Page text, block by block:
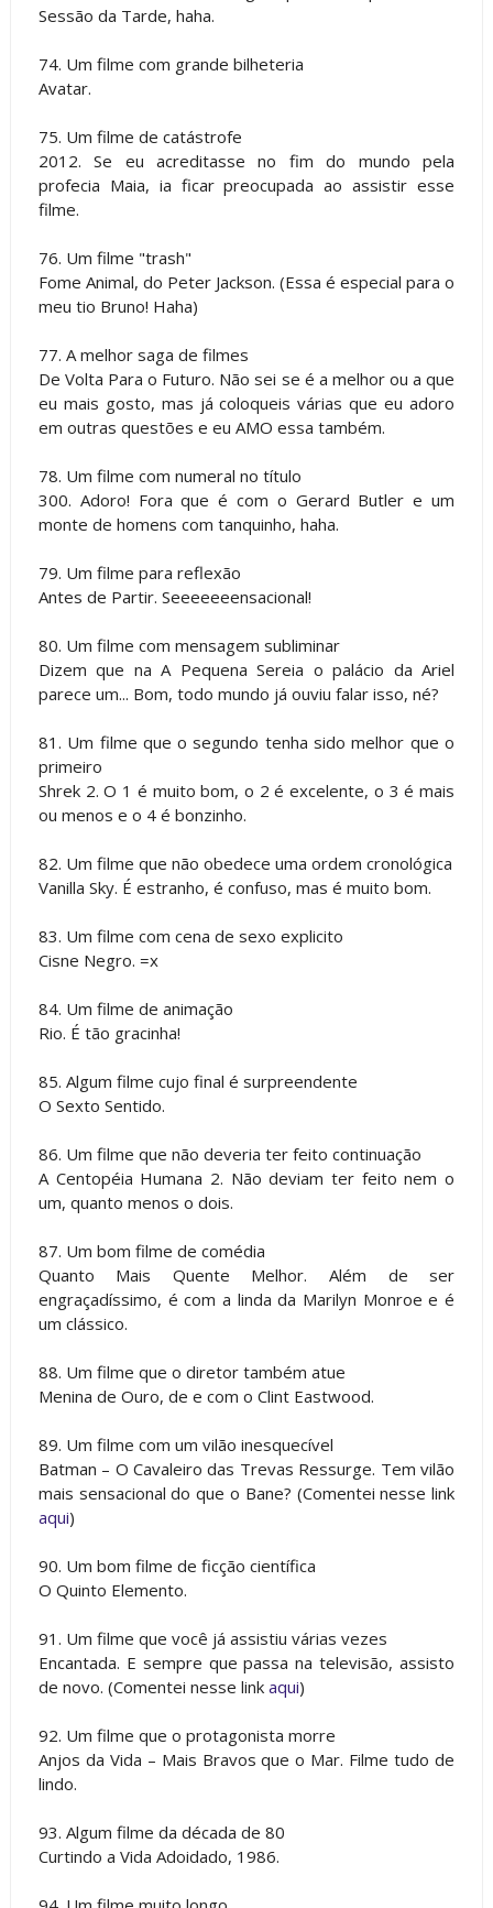
Sessão da Tarde, haha.
74. Um filme com grande bilheteria
Avatar.
75. Um filme de catástrofe
2012. Se eu acreditasse no fim do mundo pela
profecia Maia, ia ficar preocupada ao assistir esse
filme.
76. Um filme "trash"
Fome Animal, do Peter Jackson. (Essa é especial para o
meu tio Bruno! Haha)
77. A melhor saga de filmes
De Volta Para o Futuro. Não sei se é a melhor ou a que
eu mais gosto, mas já coloqueis várias que eu adoro
em outras questões e eu AMO essa também.
78. Um filme com numeral no título
300. Adoro! Fora que é com o Gerard Butler e um
monte de homens com tanquinho, haha.
79. Um filme para reflexão
Antes de Partir. Seeeeeeensacional!
80. Um filme com mensagem subliminar
Dizem que na A Pequena Sereia o palácio da Ariel
parece um... Bom, todo mundo já ouviu falar isso, né?
81. Um filme que o segundo tenha sido melhor que o
primeiro
Shrek 2. O 1 é muito bom, o 2 é excelente, o 3 é mais
ou menos e o 4 é bonzinho.
82. Um filme que não obedece uma ordem cronológica
Vanilla Sky. É estranho, é confuso, mas é muito bom.
83. Um filme com cena de sexo explicito
Cisne Negro. =x
84. Um filme de animação
Rio. É tão gracinha!
85. Algum filme cujo final é surpreendente
O Sexto Sentido.
86. Um filme que não deveria ter feito continuação
A Centopéia Humana 2. Não deviam ter feito nem o
um, quanto menos o dois.
87. Um bom filme de comédia
Quanto Mais Quente Melhor. Além de ser
engraçadíssimo, é com a linda da Marilyn Monroe e é
um clássico.
88. Um filme que o diretor também atue
Menina de Ouro, de e com o Clint Eastwood.
89. Um filme com um vilão inesquecível
Batman – O Cavaleiro das Trevas Ressurge. Tem vilão
mais sensacional do que o Bane? (Comentei nesse link
aqui)
90. Um bom filme de ficção científica
O Quinto Elemento.
91. Um filme que você já assistiu várias vezes
Encantada. E sempre que passa na televisão, assisto
de novo. (Comentei nesse link aqui)
92. Um filme que o protagonista morre
Anjos da Vida – Mais Bravos que o Mar. Filme tudo de
lindo.
93. Algum filme da década de 80
Curtindo a Vida Adoidado, 1986.